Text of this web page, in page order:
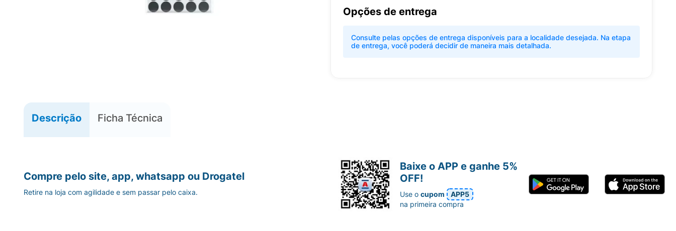
Opções de entrega
Consulte pelas opções de entrega disponíveis para a localidade desejada. Na etapa
de entrega, você poderá decidir de maneira mais detalhada.
Descrição Ficha Técnica
Compre pelo site, app, whatsapp ou Drogatel
Retire na loja com agilidade e sem passar pelo caixa.
Baixe o APP e ganhe 5%
OFF!
Use ocupom
APP5
na primeira compra